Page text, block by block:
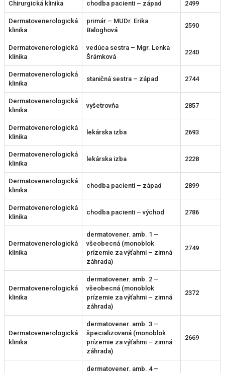
Chirurgická klinika chodba pacienti – západ 2499
Dermatovenerologická
klinika
primár – MUDr. Erika
Baloghová
2590
Dermatovenerologická
klinika
vedúca sestra – Mgr. Lenka
Šrámková
2240
Dermatovenerologická
klinika
staničná sestra – západ 2744
Dermatovenerologická
klinika
vyšetrovňa 2857
Dermatovenerologická
klinika
lekárska izba 2693
Dermatovenerologická
klinika
lekárska izba 2228
Dermatovenerologická
klinika
chodba pacienti – západ 2899
Dermatovenerologická
klinika
chodba pacienti – východ 2786
Dermatovenerologická
klinika
dermatovener. amb. 1 –
všeobecná (monoblok
prízemie za výťahmi – zimná
záhrada)
2749
Dermatovenerologická
klinika
dermatovener. amb. 2 –
všeobecná (monoblok
prízemie za výťahmi – zimná
záhrada)
2372
Dermatovenerologická
klinika
dermatovener. amb. 3 –
špecializovaná (monoblok
prízemie za výťahmi – zimná
záhrada)
2669
dermatovener. amb. 4 –